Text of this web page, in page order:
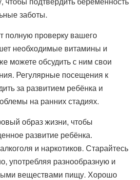
заботы.
полную проверку вашего
необходимые витамины и
можете обсудить с ним свои
Регулярные посещения к
за развитием ребёнка и
на ранних стадиях.
образ жизни, чтобы
развитие ребёнка.
и наркотиков. Старайтесь
употребляя разнообразную и
веществами пищу. Хорошо